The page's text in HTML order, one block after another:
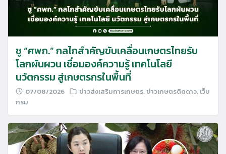
ชู “ศพก.” กลไกสำคัญขับเคลื่อนเกษตรไทยรับ
โลกผันผวน เชื่อมองค์ความรู้ เทคโนโลยี
นวัตกรรม สู่เกษตรกรในพื้นที่
07/08/2026 ข่าวส่งเสริมการเกษตร, ข่าวเกษตรติดดาว, เว็บ
กรม